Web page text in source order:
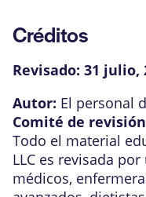
Créditos
Revisado: 31 julio,
Autor: El personal
Comité de
Todo el material
LLC es revisada
médicos,